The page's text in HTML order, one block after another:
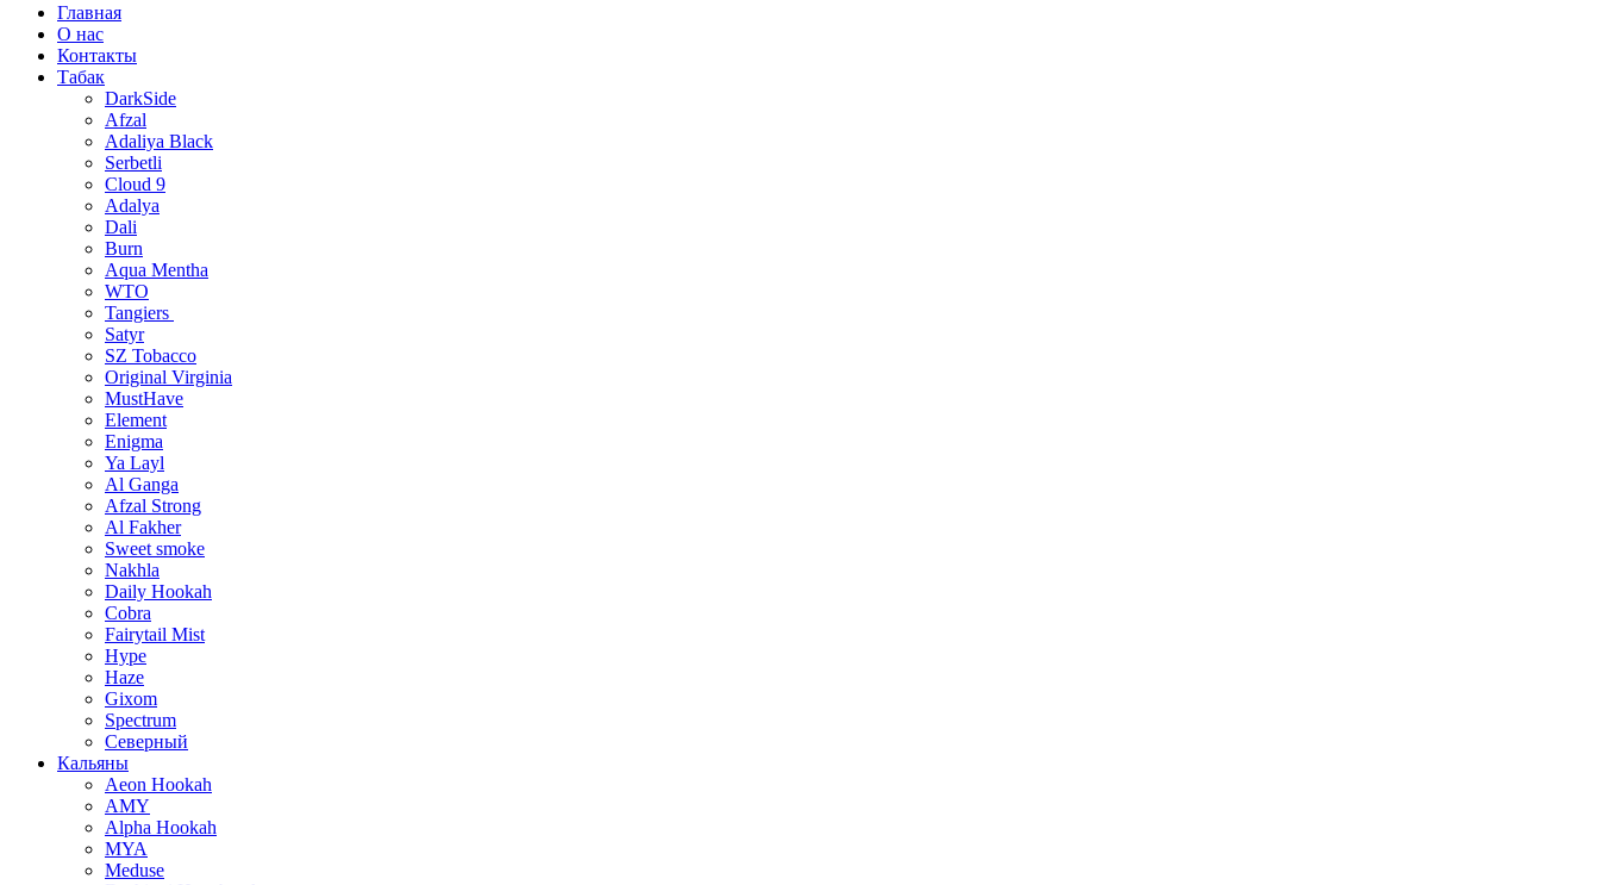
Главная
О нас
Контакты
Табак
DarkSide
Afzal
Adaliya Black
Serbetli
Cloud 9
Adalya
Dali
Burn
Aqua Mentha
WTO
Tangiers
Satyr
SZ Tobacco
Original Virginia
MustHave
Element
Enigma
Ya Layl
Al Ganga
Afzal Strong
Al Fakher
Sweet smoke
Nakhla
Daily Hookah
Cobra
Fairytail Mist
Hype
Haze
Gixom
Spectrum
Северный
Кальяны
Aeon Hookah
AMY
Alpha Hookah
MYA
Meduse